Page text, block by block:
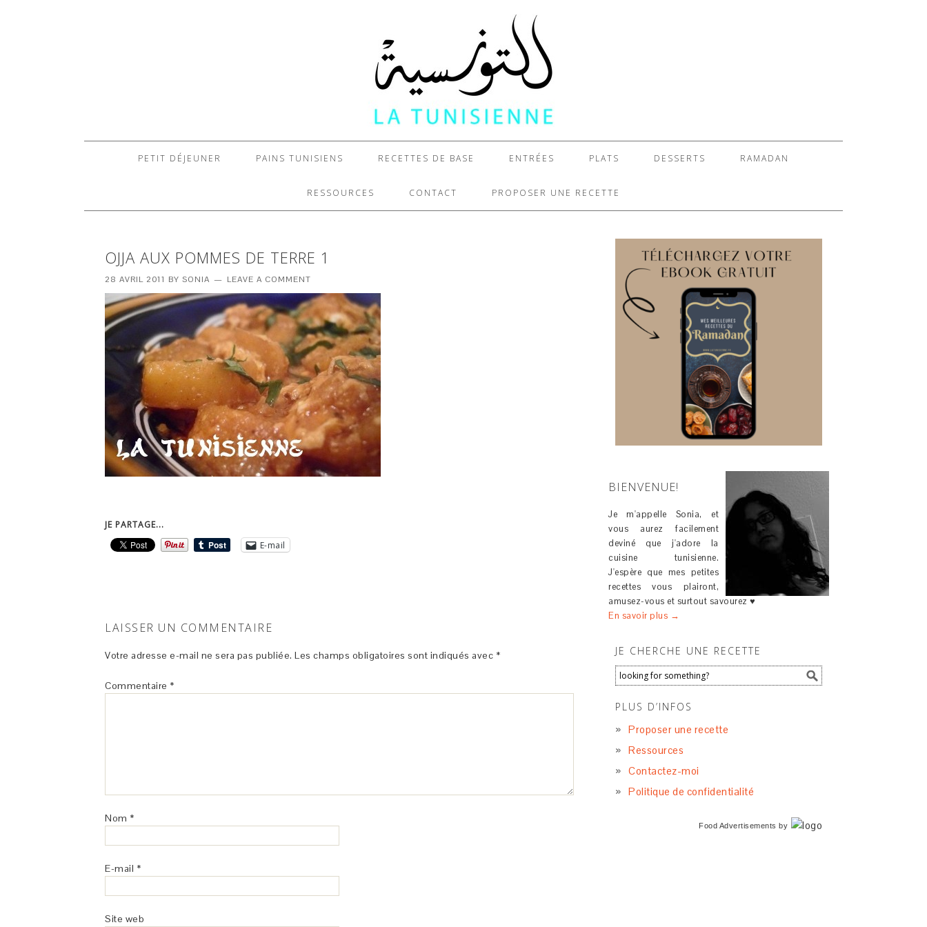
PETIT DÉJEUNER PAINS TUNISIENS RECETTES DE BASE ENTRÉES PLATS DESSERTS RAMADAN
RESSOURCES CONTACT PROPOSER UNE RECETTE
OJJA AUX POMMES DE TERRE 1
28 AVRIL 2011 BY SONIA LEAVE A COMMENT
JE PARTAGE...
E-mail
LAISSER UN COMMENTAIRE
Votre adresse e-mail ne sera pas publiée. Les champs obligatoires sont indiqués avec *
Commentaire *
Nom *
E-mail *
Site web
BIENVENUE!
Je m'appelle Sonia, et
vous aurez facilement
deviné que j'adore la
cuisine tunisienne.
J'espère que mes petites
recettes vous plairont,
amusez-vous et surtout savourez ♥
En savoir plus →
JE CHERCHE UNE RECETTE
PLUS D’INFOS
Proposer une recette
Ressources
Contactez-moi
Politique de confidentialité
Food Advertisements by